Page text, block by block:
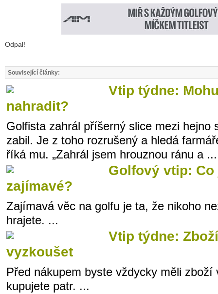
Odpal!
Související články:
Vtip týdne:
nahradit?
Golfista zahrál příšerný slice mezi hejno
zabil. Je z toho rozrušený a hledá
říká mu. „Zahrál jsem hrouznou ránu a ...
Golfový vtip:
zajímavé?
Zajímavá věc na golfu je ta, že nikoho
hrajete. ...
Vtip týdne:
vyzkoušet
Před nákupem byste vždycky měli
kupujete patr. ...